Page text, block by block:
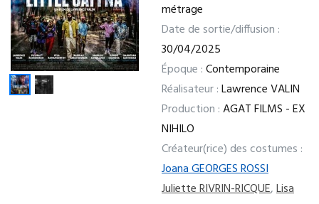
métrage
Date de sortie/diffusion :
30/04/2025
Époque :Contemporaine
Réalisateur :Lawrence VALIN
Production :AGAT FILMS - EX
NIHILO
Créateur(rice) des costumes :
Joana GEORGES ROSSI
Juliette RIVRIN-RICQUE,Lisa